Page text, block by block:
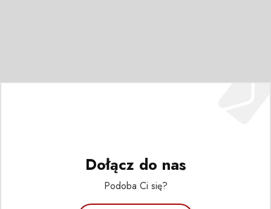
Dołącz do nas
Podoba Ci się?